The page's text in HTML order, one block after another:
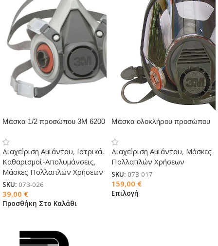
Μάσκα 1/2 προσώπου 3Μ 6200
Διαχείριση Αμιάντου, Ιατρικά,
Καθαρισμοί-Απολυμάνσεις,
Μάσκες Πολλαπλών Χρήσεων
SKU: 073-026
39,00 €
Προσθήκη Στο Καλάθι
Μάσκα ολοκλήρου προσώπου
Διαχείριση Αμιάντου, Μάσκες
Πολλαπλών Χρήσεων
SKU: 073-017
159,00 €
Επιλογή